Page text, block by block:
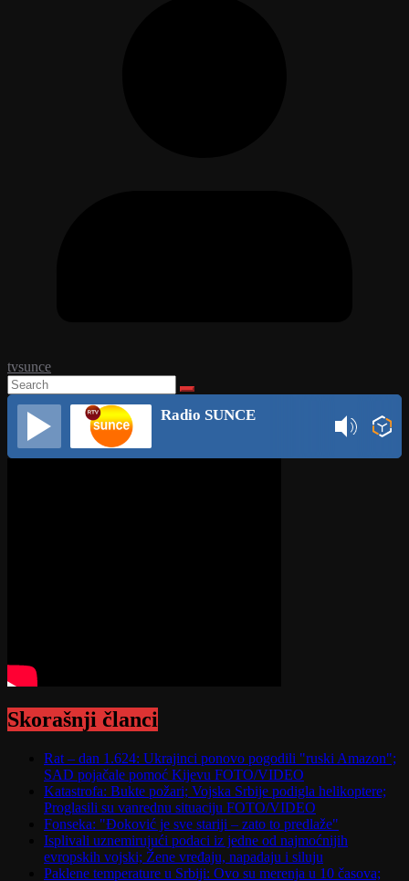
tvsunce
Radio SUNCE
Skorašnji članci
Rat – dan 1.624: Ukrajinci ponovo pogodili "ruski Amazon";
SAD pojačale pomoć Kijevu FOTO/VIDEO
Katastrofa: Bukte požari; Vojska Srbije podigla helikoptere;
Proglasili su vanrednu situaciju FOTO/VIDEO
Fonseka: "Đoković je sve stariji – zato to predlaže"
Isplivali uznemirujući podaci iz jedne od najmoćnijih
evropskih vojski; Žene vređaju, napadaju i siluju
Paklene temperature u Srbiji: Ovo su merenja u 10 časova;